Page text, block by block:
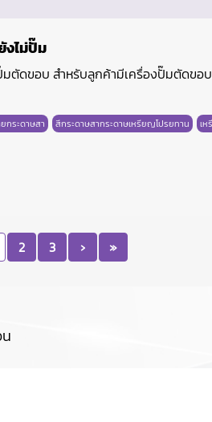
ไม่ปั๊ม
ตัดขอบ สำหรับลูกค้ามีเครื่องปั๊มตัดขอบ
กระดาษสา สีกระดาษสากระดาษเหรียญโปรยทาน เ
2 3 › »